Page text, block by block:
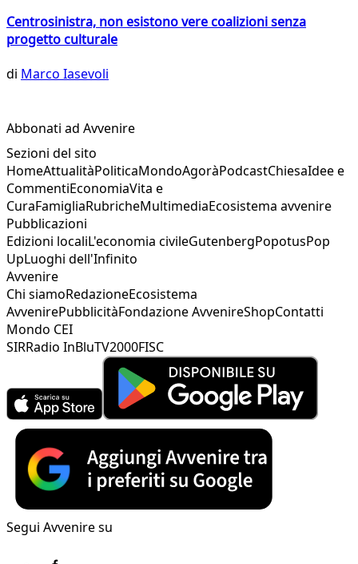
Centrosinistra, non esistono vere coalizioni senza
progetto culturale
di Marco Iasevoli
Abbonati ad Avvenire
Sezioni del sito
HomeAttualitàPoliticaMondoAgoràPodcastChiesaIdee e
CommentiEconomiaVita e
CuraFamigliaRubricheMultimediaEcosistema avvenire
Pubblicazioni
Edizioni localiL'economia civileGutenbergPopotusPop
UpLuoghi dell'Infinito
Avvenire
Chi siamoRedazioneEcosistema
AvvenirePubblicitàFondazione AvvenireShopContatti
Mondo CEI
SIRRadio InBluTV2000FISC
Segui Avvenire su